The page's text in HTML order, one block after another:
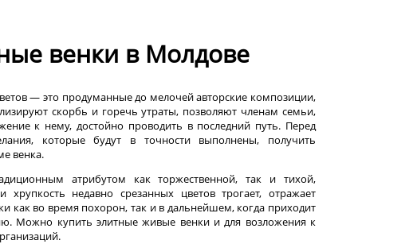
венки в Молдове
— это продуманные до мелочей авторские композиции,
скорбь и горечь утраты, позволяют членам семьи,
к нему, достойно проводить в последний путь. Перед
которые будут в точности выполнены, получить
венка.
атрибутом как торжественной, так и тихой,
недавно срезанных цветов трогает, отражает
как во время похорон, так и в дальнейшем, когда приходит
Можно купить элитные живые венки и для возложения к